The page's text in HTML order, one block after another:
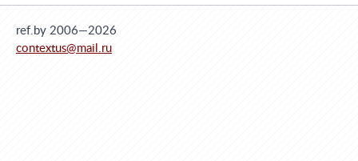
ref.by 2006—2026
contextus@mail.ru